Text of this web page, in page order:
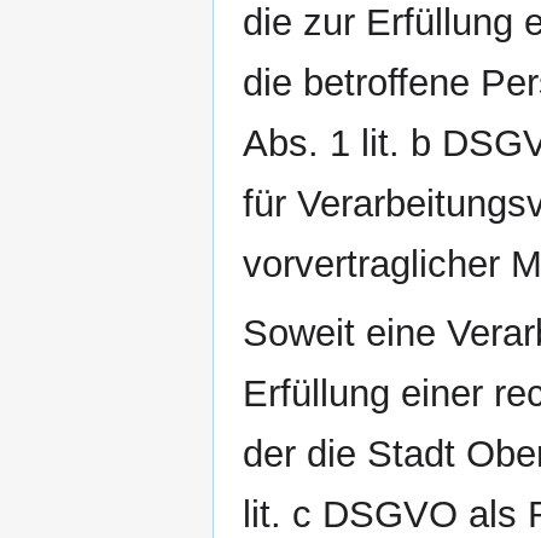
die zur Erfüllung
die betroffene
Abs. 1 lit. b
für
vorvertraglicher
Soweit eine
Erfüllung einer
der die Stadt
lit. c DSGVO als